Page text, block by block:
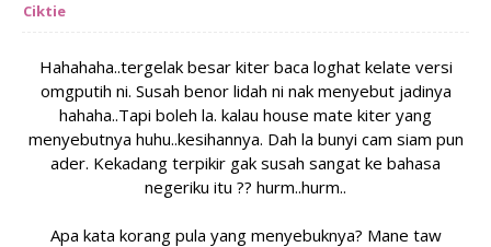
Ciktie
Hahahaha..tergelak besar kiter baca loghat kelate versi
omgputih ni. Susah benor lidah ni nak menyebut jadinya
hahaha..Tapi boleh la. kalau house mate kiter yang
menyebutnya huhu..kesihannya. Dah la bunyi cam siam pun
ader. Kekadang terpikir gak susah sangat ke bahasa
negeriku itu ?? hurm..hurm..
Apa kata korang pula yang menyebuknya? Mane taw